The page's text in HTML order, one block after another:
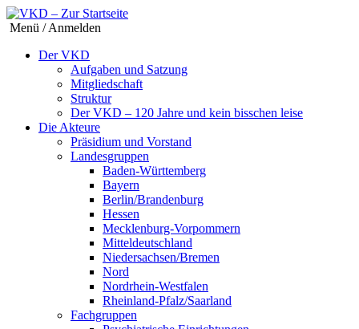
Menü / Anmelden
Der VKD
Aufgaben und Satzung
Mitgliedschaft
Struktur
Der VKD – 120 Jahre und kein bisschen leise
Die Akteure
Präsidium und Vorstand
Landesgruppen
Baden-Württemberg
Bayern
Berlin/Brandenburg
Hessen
Mecklenburg-Vorpommern
Mitteldeutschland
Niedersachsen/Bremen
Nord
Nordrhein-Westfalen
Rheinland-Pfalz/Saarland
Fachgruppen